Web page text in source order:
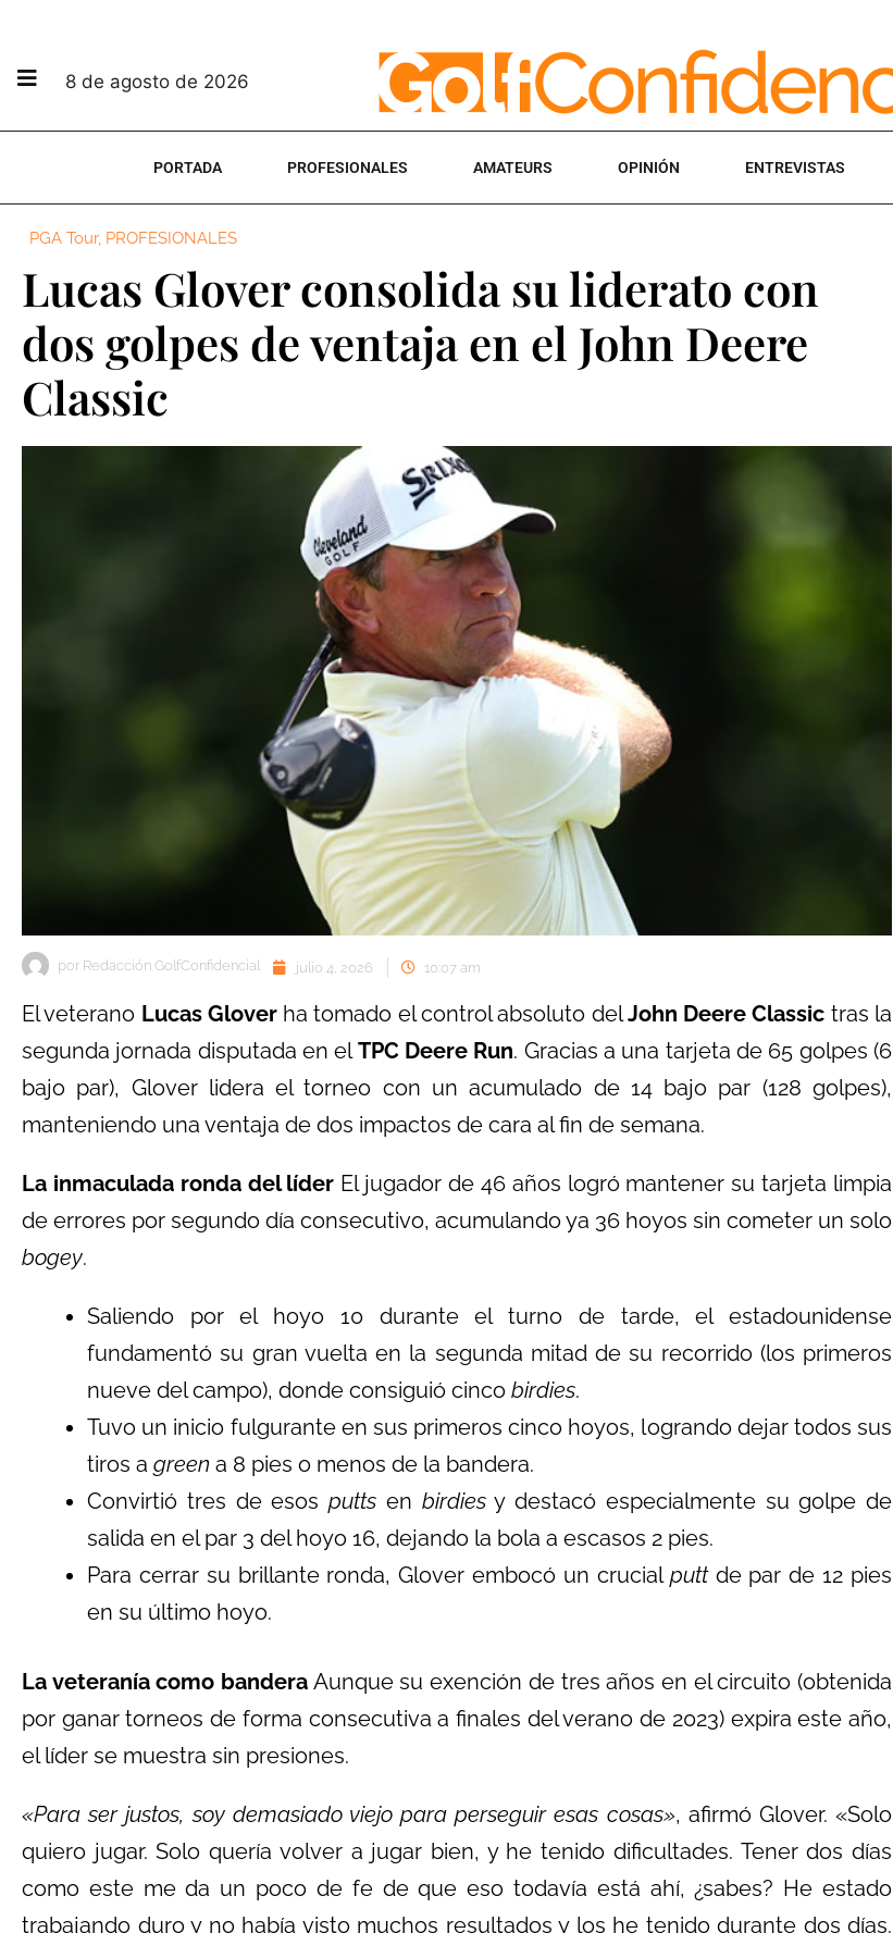
8 de agosto de 2026
PORTADA PROFESIONALES AMATEURS OPINIÓN ENTREVISTAS
PGA Tour, PROFESIONALES
Lucas Glover consolida su liderato con
dos golpes de ventaja en el John Deere
Classic
por Redacción GolfConfidencial julio 4, 2026 10:07 am
El veterano Lucas Gloverha tomado el control absoluto delJohn Deere Classic tras la
segunda jornada disputada en elTPC Deere Run. Gracias a una tarjeta de 65 golpes (6
bajo par), Glover lidera el torneo con un acumulado de 14 bajo par (128 golpes),
manteniendo una ventaja de dos impactos de cara al fin de semana.
La inmaculada ronda del líder El jugador de 46 años logró mantener su tarjeta limpia
de errores por segundo día consecutivo, acumulando ya 36 hoyos sin cometer un solo
bogey.
Saliendo por el hoyo 10 durante el turno de tarde, el estadounidense
fundamentó su gran vuelta en la segunda mitad de su recorrido (los primeros
nueve del campo), donde consiguió cinco birdies.
Tuvo un inicio fulgurante en sus primeros cinco hoyos, logrando dejar todos sus
tiros a green a 8 pies o menos de la bandera.
Convirtió tres de esos putts en birdiesy destacó especialmente su golpe de
salida en el par 3 del hoyo 16, dejando la bola a escasos 2 pies.
Para cerrar su brillante ronda, Glover embocó un crucial puttde par de 12 pies
en su último hoyo.
La veteranía como bandera Aunque su exención de tres años en el circuito (obtenida
por ganar torneos de forma consecutiva a finales del verano de 2023) expira este año,
el líder se muestra sin presiones.
«Para ser justos, soy demasiado viejo para perseguir esas cosas», afirmó Glover. «Solo
quiero jugar. Solo quería volver a jugar bien, y he tenido dificultades. Tener dos días
como este me da un poco de fe de que eso todavía está ahí, ¿sabes? He estado
trabajando duro y no había visto muchos resultados y los he tenido durante dos días.